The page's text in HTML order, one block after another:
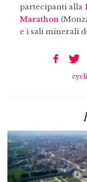
partecipanti alla
Marathon
e ì sali minerali